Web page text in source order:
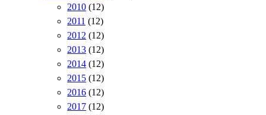
2010 (12)
2011 (12)
2012 (12)
2013 (12)
2014 (12)
2015 (12)
2016 (12)
2017 (12)